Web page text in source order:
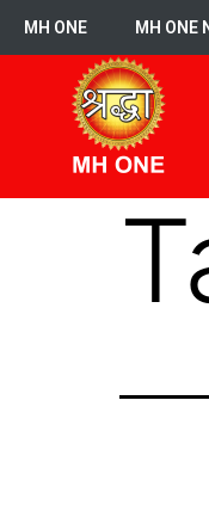
MH ONE MH ONE